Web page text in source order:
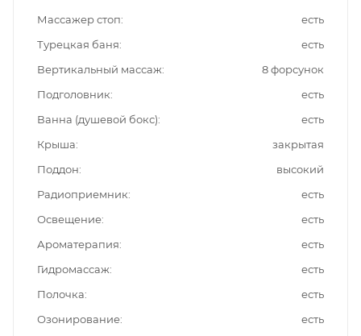
Массажер стоп
есть
Турецкая баня
есть
Вертикальный массаж
8 форсунок
Подголовник
есть
Ванна (душевой бокс)
есть
Крыша
закрытая
Поддон
высокий
Радиоприемник
есть
Освещение
есть
Ароматерапия
есть
Гидромассаж
есть
Полочка
есть
Озонирование
есть